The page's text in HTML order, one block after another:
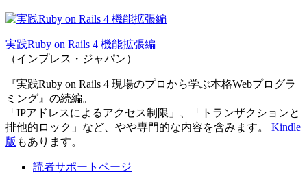
実践Ruby on Rails 4 機能拡張編
（インプレス・ジャパン）
『実践Ruby on Rails 4 現場のプロから学ぶ本格Webプログラ
ミング』の続編。
「IPアドレスによるアクセス制限」、「トランザクションと
排他的ロック」など、やや専門的な内容を含みます。 Kindle
版 もあります。
読者サポートページ